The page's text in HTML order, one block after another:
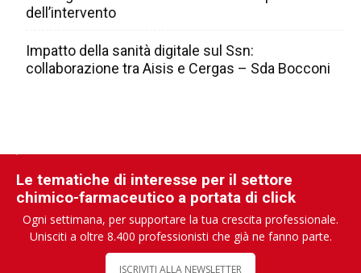
dell’intervento
Impatto della sanità digitale sul Ssn:
collaborazione tra Aisis e Cergas – Sda Bocconi
Le tematiche di interesse per il settore
chimico-farmaceutico a portata di click
Ogni settimana, per supportare la tua crescita professionale.
Unisciti a oltre 8.400 professionisti che già ne fanno parte.
ISCRIVITI ALLA NEWSLETTER